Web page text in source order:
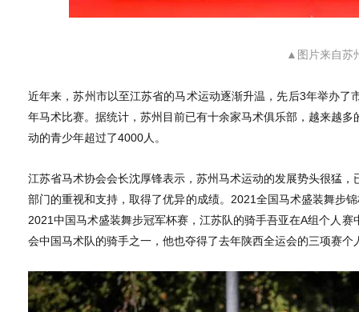
▲图片来自苏
近年来，苏州市以至江苏省的马术运动逐渐升温，先后3年举办
年马术比赛。据统计，苏州目前已有十余家马术俱乐部，越来越
动的青少年超过了4000人。
江苏省马术协会会长沈厚锋表示，苏州马术运动的发展势头很猛
部门的重视和支持，取得了优异的成绩。2021全国马术盛装舞步
2021中国马术盛装舞步冠军杯赛，江苏队的骑手吾亚在A组个人
会中国马术队的骑手之一，他也夺得了去年陕西全运会的三项赛个